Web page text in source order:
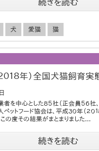
続きを読む
犬 愛猫 猫
０１８年）全国犬猫飼育
者を中心とした８５社（正会員５６
ットフード協会は、平成３０年（２０
の度その結果がまとまりました...
続きを読む